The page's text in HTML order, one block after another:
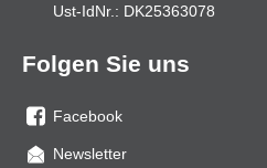
Ust-IdNr.: DK25363078
Folgen Sie uns
Sie
Facebook
Newsletter